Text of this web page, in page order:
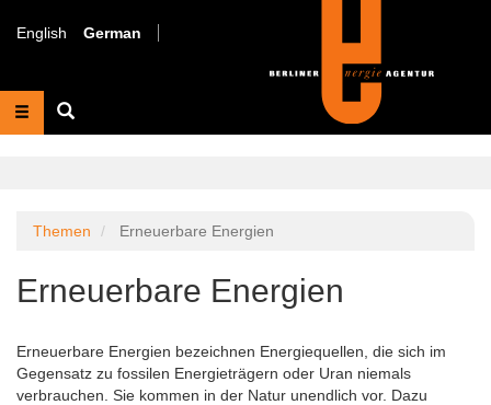
zum
Suche
English German
Themen Erneuerbare Energien
Erneuerbare Energien
Erneuerbare Energien bezeichnen Energiequellen, die sich im
Gegensatz zu fossilen Energieträgern oder Uran niemals
verbrauchen. Sie kommen in der Natur unendlich vor. Dazu